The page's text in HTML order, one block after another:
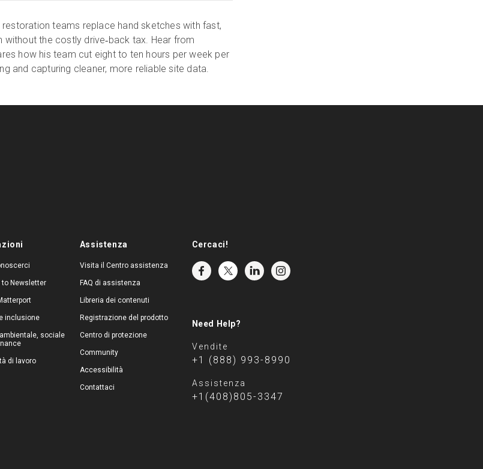
teams replace hand sketches with fast,
the costly drive‑back tax. Hear from
how his team cut eight to ten hours per week per
and capturing cleaner, more reliable site data.
to Newsletter
inclusione
sociale
di lavoro
Assistenza
Visita il Centro assistenza
FAQ di assistenza
Libreria dei contenuti
Registrazione del prodotto
Centro di protezione
Community
Accessibilità
Contattaci
Cercaci!
Need Help?
Vendite
+1 (888) 993-8990
Assistenza
+1(408)805-3347